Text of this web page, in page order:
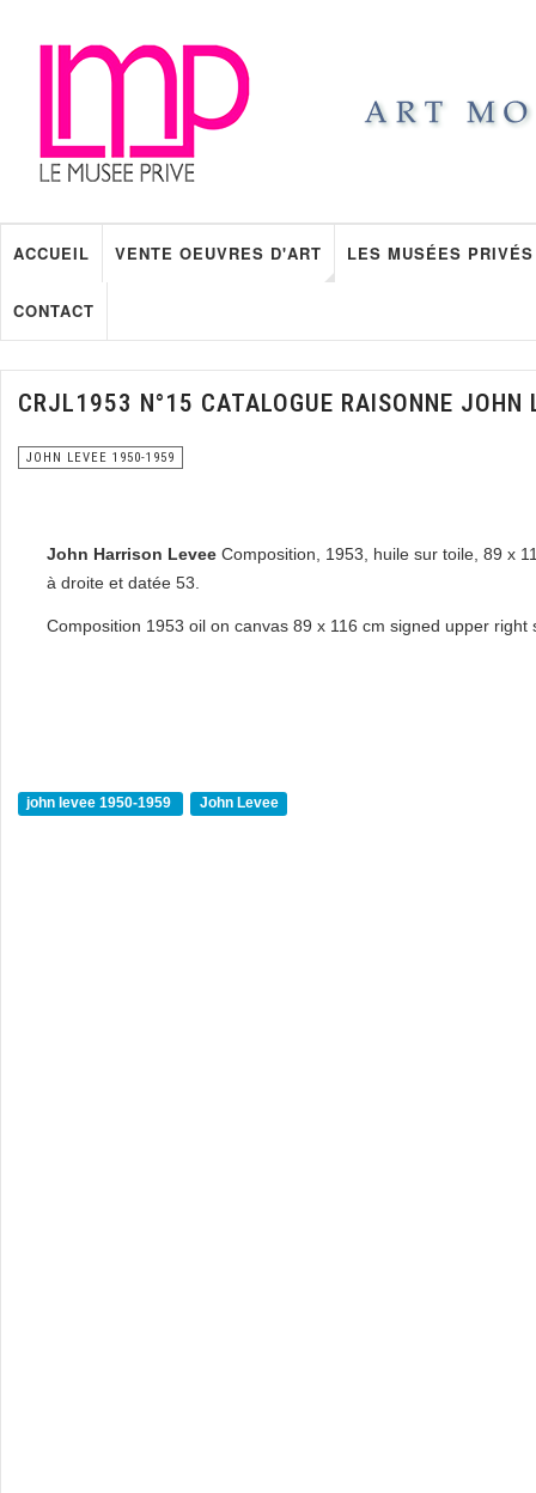
ACCUEIL VENTE OEUVRES D'ART LES MUSÉES PRIVÉS
CONTACT
CRJL1953 N°15 CATALOGUE RAISONNE JOHN
JOHN LEVEE 1950-1959
John Harrison Levee Composition, 1953, huile sur toile, 89 x
à droite et datée 53.
Composition 1953 oil on canvas 89 x 116 cm signed upper right
john levee 1950-1959 John Levee